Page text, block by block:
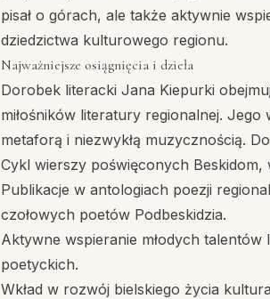
pisał o górach, ale także aktywnie
dziedzictwa kulturowego regionu.
Najważniejsze osiągnięcia i dzieła
Dorobek literacki Jana Kiepurki
miłośników literatury regionalnej.
metaforą i niezwykłą muzycznością.
Cykl wierszy poświęconych
Publikacje w antologiach poezji
czołowych poetów Podbeskidzia.
Aktywne wspieranie młodych
poetyckich.
Wkład w rozwój bielskiego życia